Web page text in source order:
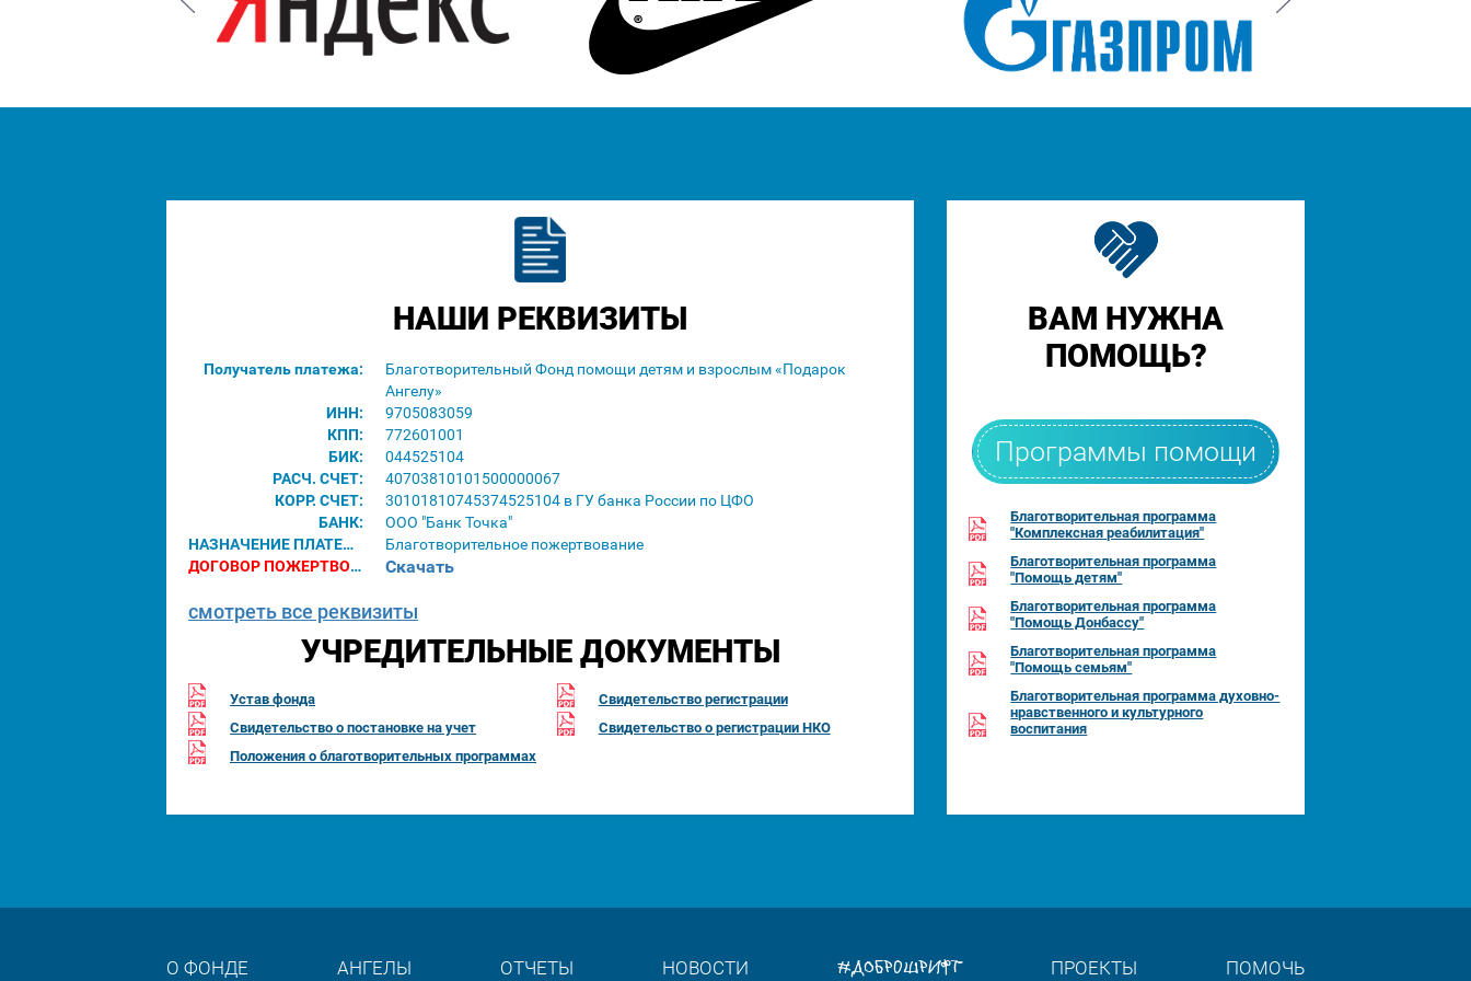
НАШИ РЕКВИЗИТЫ
Получатель платежа:
Благотворительный Фонд помощи детям и взрослым «Подарок
Ангелу»
ИНН:
9705083059
КПП:
772601001
БИК:
044525104
РАСЧ. СЧЕТ:
40703810101500000067
КОРР. СЧЕТ:
30101810745374525104 в ГУ банка России по ЦФО
БАНК:
ООО "Банк Точка"
НАЗНАЧЕНИЕ ПЛАТЕЖА:
Благотворительное пожертвование
ДОГОВОР ПОЖЕРТВОВАНИЯ ДЛЯ ЮРИДИЧЕСКИХ ЛИЦ:
Скачать
смотреть все реквизиты
УЧРЕДИТЕЛЬНЫЕ ДОКУМЕНТЫ
Устав фонда
Свидетельство о постановке на учет
Свидетельство регистрации
Свидетельство о регистрации НКО
Положения о благотворительных программах
ВАМ НУЖНА
ПОМОЩЬ?
Программы помощи
Благотворительная программа
"Комплексная реабилитация"
Благотворительная программа
"Помощь детям"
Благотворительная программа
"Помощь Донбассу"
Благотворительная программа
"Помощь семьям"
Благотворительная программа духовно-
нравственного и культурного
воспитания
О ФОНДЕ АНГЕЛЫ ОТЧЕТЫ НОВОСТИ #ДОБРОШРИФТ ПРОЕКТЫ ПОМОЧЬ